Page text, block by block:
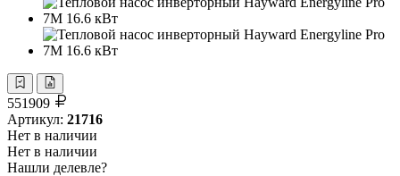
551909
Артикул: 21716
Нет в наличии
Нет в наличии
Нашли делевле?